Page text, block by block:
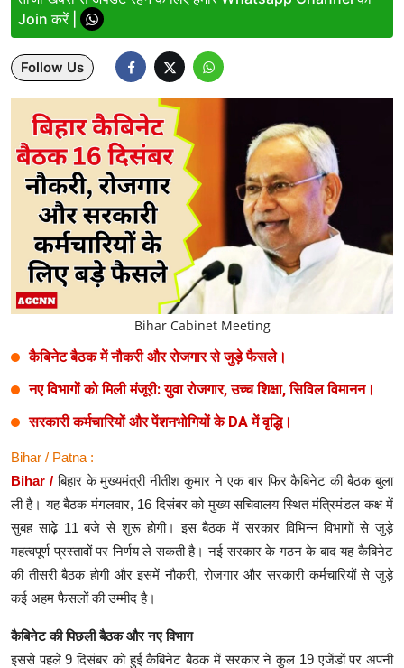
Lifestyle
Health
Development
Career
Literature
Tour & Travel
History Speaks
About Us
Contact Us
Join करें |
Follow Us
Bihar Cabinet Meeting
कैबिनेट बैठक में नौकरी और रोजगार से जुड़े फैसले।
नए विभागों को मिली मंजूरी: युवा रोजगार, उच्च शिक्षा, सिविल विमानन।
सरकारी कर्मचारियों और पेंशनभोगियों के DA में वृद्धि।
Bihar / Patna :
Bihar /बिहार के मुख्यमंत्री नीतीश कुमार ने एक बार फिर कैबिनेट की बैठक बुला
ली है। यह बैठक मंगलवार, 16 दिसंबर को मुख्य सचिवालय स्थित मंत्रिमंडल कक्ष में
सुबह साढ़े 11 बजे से शुरू होगी। इस बैठक में सरकार विभिन्न विभागों से जुड़े
महत्वपूर्ण प्रस्तावों पर निर्णय ले सकती है। नई सरकार के गठन के बाद यह कैबिनेट
की तीसरी बैठक होगी और इसमें नौकरी, रोजगार और सरकारी कर्मचारियों से जुड़े
कई अहम फैसलों की उम्मीद है।
कैबिनेट की पिछली बैठक और नए विभाग
इससे पहले 9 दिसंबर को हुई कैबिनेट बैठक में सरकार ने कुल 19 एजेंडों पर अपनी